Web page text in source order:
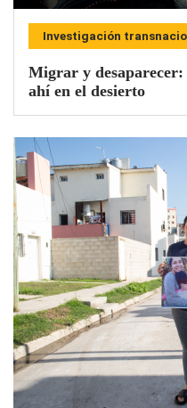
Investigación
Migrar y
ahí en el desierto